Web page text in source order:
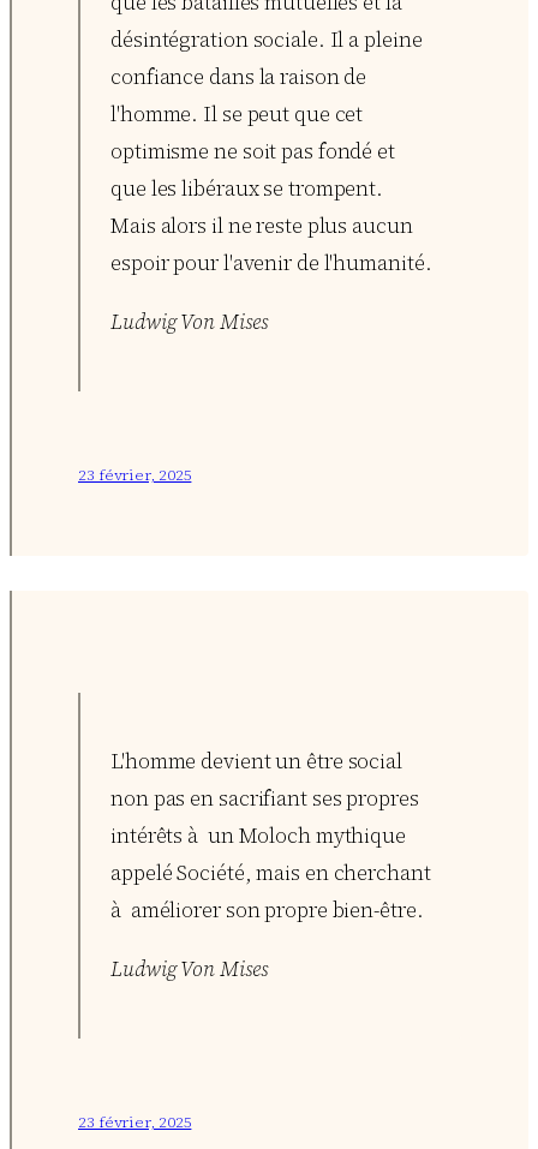
désintégration sociale. Il a pleine
confiance dans la raison de
l'homme. Il se peut que cet
optimisme ne soit pas fondé et
que les libéraux se trompent.
Mais alors il ne reste plus aucun
espoir pour l'avenir de l'humanité.
Ludwig Von Mises
23 février, 2025
L'homme devient un être social
non pas en sacrifiant ses propres
intérêts à un Moloch mythique
appelé Société, mais en cherchant
à améliorer son propre bien-être.
Ludwig Von Mises
23 février, 2025